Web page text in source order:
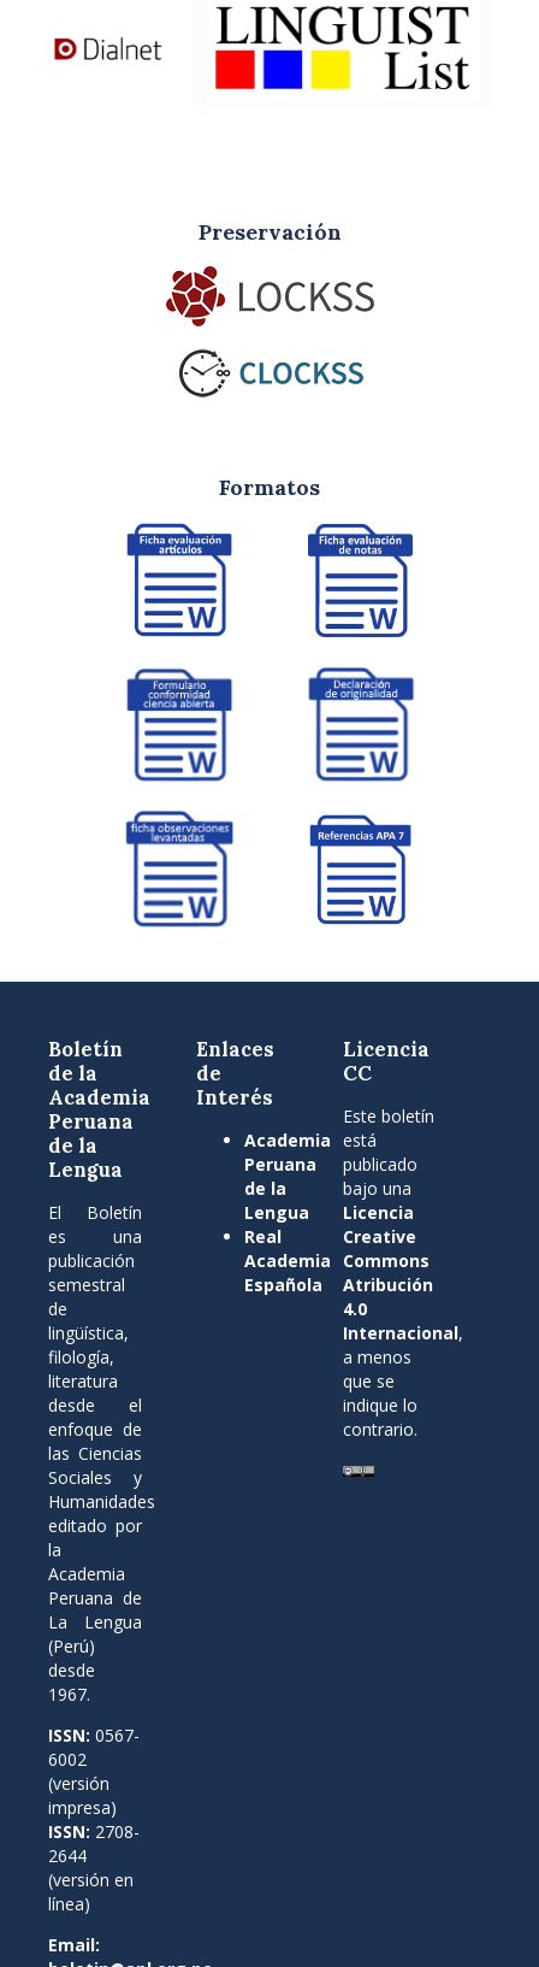
Preservación
Formatos
Boletín
de la
Academia
Peruana
de la
Lengua
El Boletín
es una
publicación
semestral
de
lingüística,
filología,
literatura
desde el
enfoque de
las Ciencias
Sociales y
Humanidades
editado por
la
Academia
Peruana de
La Lengua
(Perú)
desde
1967.
ISSN: 0567-
6002
(versión
impresa)
ISSN: 2708-
2644
(versión en
línea)
Email:
Enlaces
de
Interés
Academia
Peruana
de la
Lengua
Real
Academia
Española
Licencia
CC
Este boletín
está
publicado
bajo una
Licencia
Creative
Commons
Atribución
4.0
Internacional,
a menos
que se
indique lo
contrario.